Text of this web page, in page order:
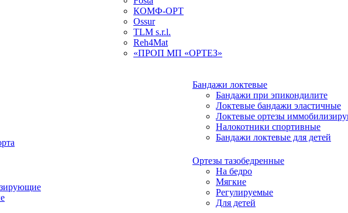
КОМФ-ОРТ
Ossur
TLM s.r.l.
Reh4Mat
«ПРОП МП «ОРТЕЗ»
Бандажи локтевые
Бандажи при эпикондилите
Локтевые бандажи эластичные
Локтевые ортезы
Налокотники спортивные
Бандажи локтевые для детей
Ортезы тазобедренные
На бедро
Мягкие
Регулируемые
Для детей